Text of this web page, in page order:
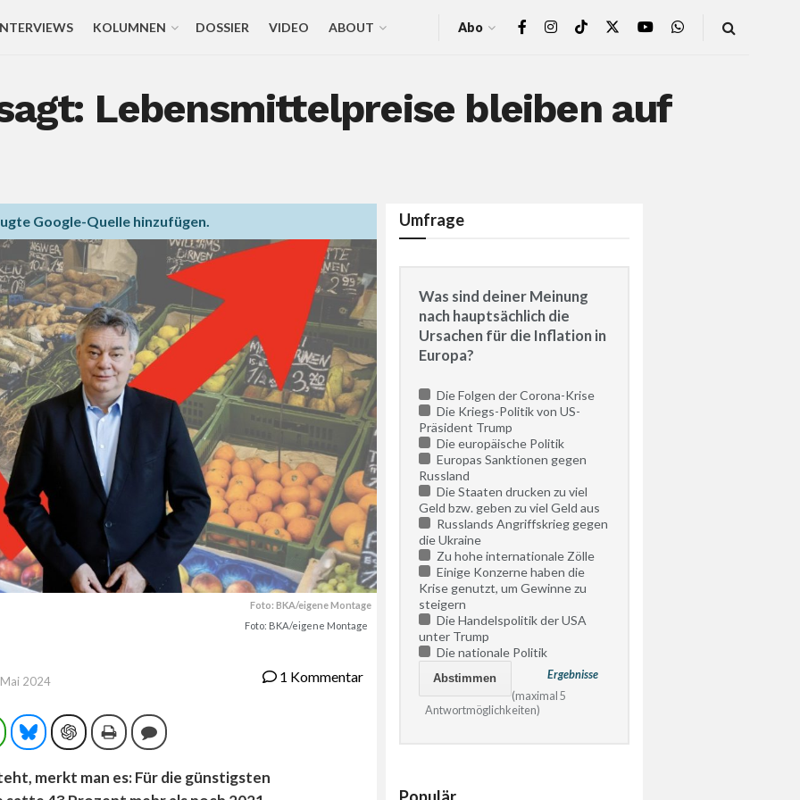
KOLUMNEN DOSSIER VIDEO ABOUT Abo
Lebensmittelpreise bleiben auf
Google-Quelle hinzufügen.
Foto: BKA/eigene Montage
Foto: BKA/eigene Montage
2024 1 Kommentar
WhatsAppBlueskyChatGPTDruckenKommentieren
merkt man es: Für die günstigsten
Umfrage
Was sind deiner Meinung
nach hauptsächlich die
Ursachen für die Inflation in
Europa?
Die Folgen der Corona-Krise
Die Kriegs-Politik von US-
Präsident Trump
Die europäische Politik
Europas Sanktionen gegen
Russland
Die Staaten drucken zu viel
Geld bzw. geben zu viel Geld aus
Russlands Angriffskrieg gegen
die Ukraine
Zu hohe internationale Zölle
Einige Konzerne haben die
Krise genutzt, um Gewinne zu
steigern
Die Handelspolitik der USA
unter Trump
Die nationale Politik
Ergebnisse
(maximal 5
Antwortmöglichkeiten)